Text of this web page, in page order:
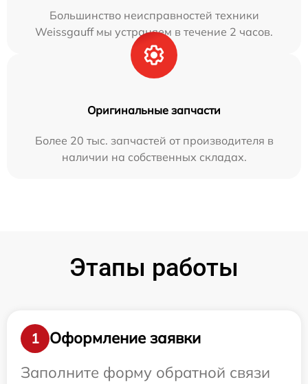
Большинство неисправностей техники
Weissgauff мы устраняем в течение 2 часов.
Оригинальные запчасти
Более 20 тыс. запчастей от производителя в
наличии на собственных складах.
Этапы работы
1
Оформление заявки
Заполните форму обратной связи